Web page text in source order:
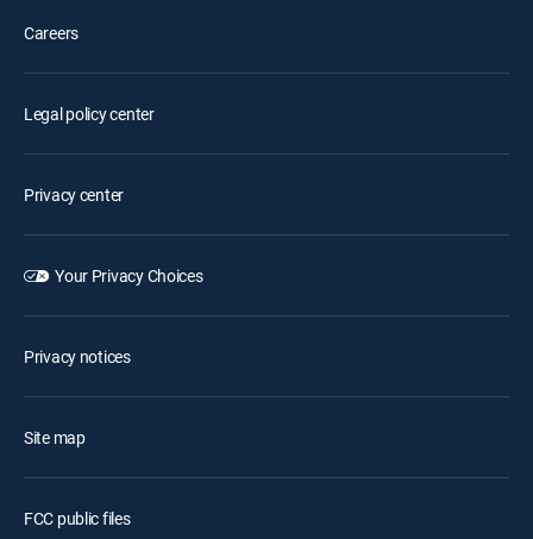
Careers
Legal policy center
Privacy center
Your Privacy Choices
Privacy notices
Site map
FCC public files